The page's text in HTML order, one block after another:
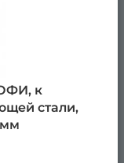
к
стали,
мм